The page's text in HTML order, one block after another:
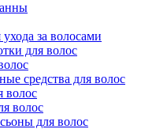
за волосами
для волос
средства для волос
волос
волос
для волос